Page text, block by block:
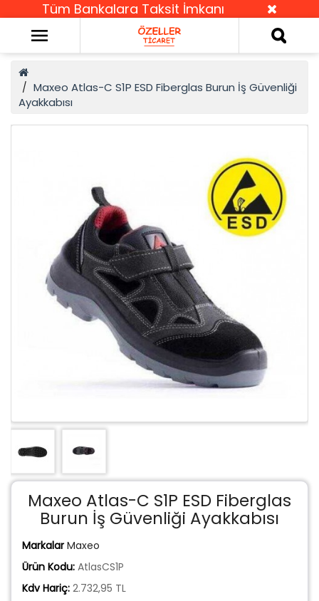
Tüm Bankalara Taksit İmkanı
Maxeo Atlas-C S1P ESD Fiberglas Burun İş Güvenliği
Ayakkabısı
Maxeo Atlas-C S1P ESD Fiberglas
Burun İş Güvenliği Ayakkabısı
Markalar Maxeo
Ürün Kodu: AtlasCS1P
Kdv Hariç: 2.732,95 TL